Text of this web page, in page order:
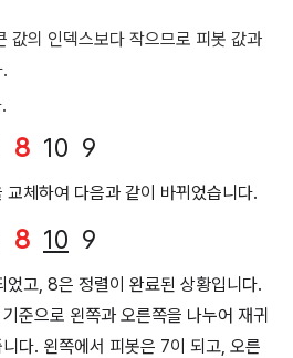
값의 인덱스보다 작으므로 피봇 값과
8 10 9
교체하여 다음과 같이 바뀌었습니다.
8 10 9
었고, 8은 정렬이 완료된 상황입니다.
준으로 왼쪽과 오른쪽을 나누어 재귀
다. 왼쪽에서 피봇은 7이 되고, 오른